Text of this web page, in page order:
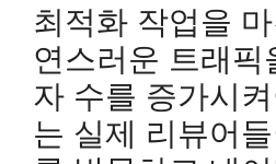
최적화 작업을
연스러운 트래픽
자 수를 증가시
는 실제 리뷰어